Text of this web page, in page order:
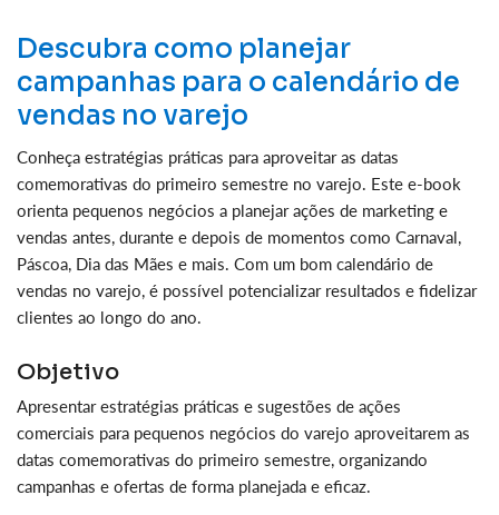
Descubra como planejar
campanhas para o calendário de
vendas no varejo
Conheça estratégias práticas para aproveitar as datas
comemorativas do primeiro semestre no varejo. Este e-book
orienta pequenos negócios a planejar ações de marketing e
vendas antes, durante e depois de momentos como Carnaval,
Páscoa, Dia das Mães e mais. Com um bom calendário de
vendas no varejo, é possível potencializar resultados e fidelizar
clientes ao longo do ano.
Objetivo
Apresentar estratégias práticas e sugestões de ações
comerciais para pequenos negócios do varejo aproveitarem as
datas comemorativas do primeiro semestre, organizando
campanhas e ofertas de forma planejada e eficaz.